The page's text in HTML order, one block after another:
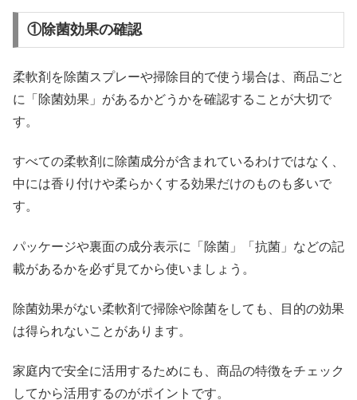
①除菌効果の確認
柔軟剤を除菌スプレーや掃除目的で使う場合は、商品ごと
に「除菌効果」があるかどうかを確認することが大切で
す。
すべての柔軟剤に除菌成分が含まれているわけではなく、
中には香り付けや柔らかくする効果だけのものも多いで
す。
パッケージや裏面の成分表示に「除菌」「抗菌」などの記
載があるかを必ず見てから使いましょう。
除菌効果がない柔軟剤で掃除や除菌をしても、目的の効果
は得られないことがあります。
家庭内で安全に活用するためにも、商品の特徴をチェック
してから活用するのがポイントです。